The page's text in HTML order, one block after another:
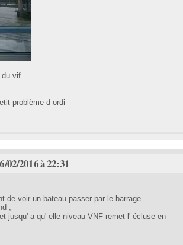
du vif
problème d ordi
02/2016 à 22:31
voir un bateau passer par le barrage .
,
jusqu' a qu' elle niveau VNF remet l' écluse en